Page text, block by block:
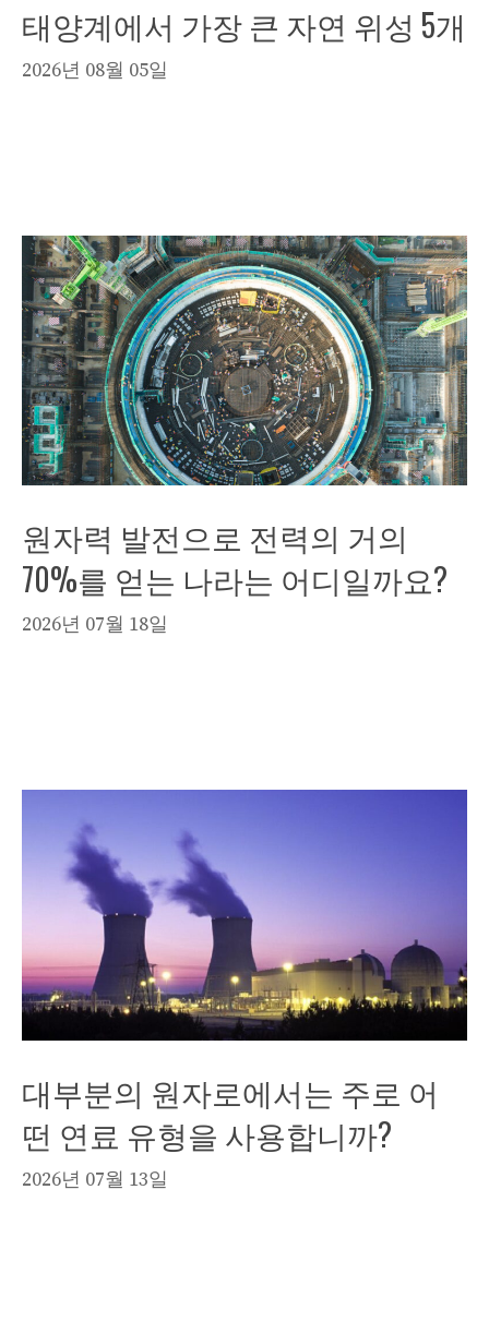
태양계에서 가장 큰 자연 위성 5개
2026년 08월 05일
원자력 발전으로 전력의 거의
70%를 얻는 나라는 어디일까요?
2026년 07월 18일
대부분의 원자로에서는 주로 어
떤 연료 유형을 사용합니까?
2026년 07월 13일